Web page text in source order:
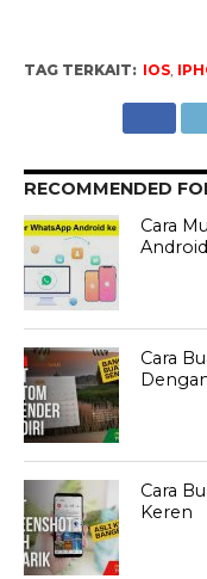
TAG TERKAIT: IOS,
RECOMMENDED
Cara
Cara
Cara
Keren